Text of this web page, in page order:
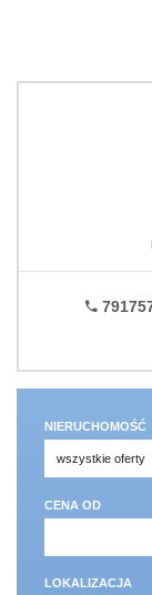
NIERUCHOMOŚĆ
CENA OD
LOKALIZACJA